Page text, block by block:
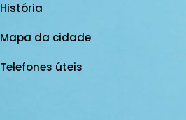
História
Mapa da cidade
Telefones úteis